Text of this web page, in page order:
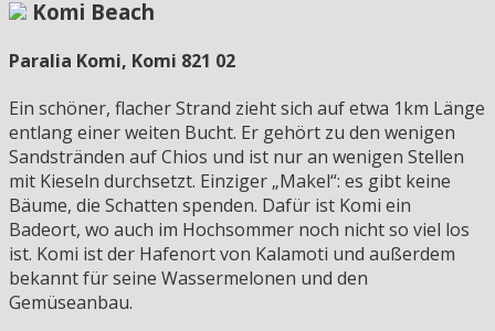
Komi Beach
Paralia Komi, Komi 821 02
Ein schöner, flacher Strand zieht sich auf etwa 1km Länge
entlang einer weiten Bucht. Er gehört zu den wenigen
Sandstränden auf Chios und ist nur an wenigen Stellen
mit Kieseln durchsetzt. Einziger „Makel“: es gibt keine
Bäume, die Schatten spenden. Dafür ist Komi ein
Badeort, wo auch im Hochsommer noch nicht so viel los
ist. Komi ist der Hafenort von Kalamoti und außerdem
bekannt für seine Wassermelonen und den
Gemüseanbau.